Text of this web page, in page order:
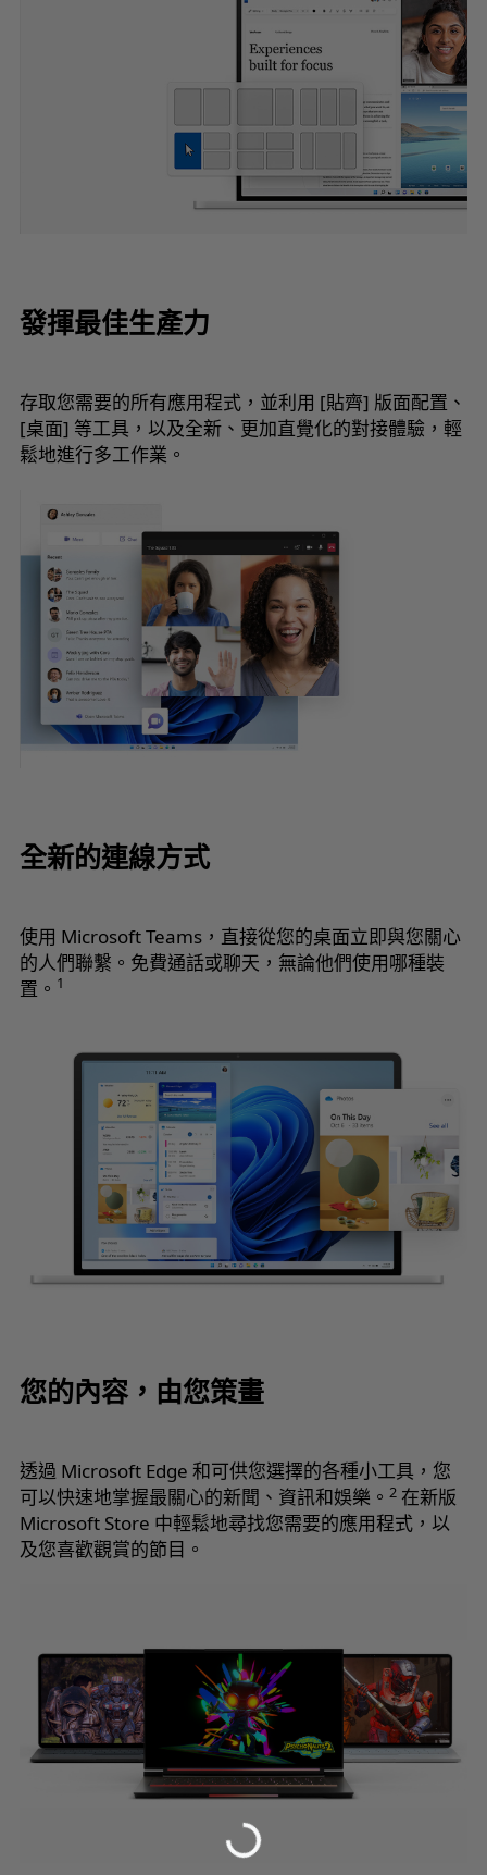
發揮最佳生產力
存取您需要的所有應用程式，並利用 [貼齊] 版面配置、
[桌面] 等工具，以及全新、更加直覺化的對接體驗，輕
鬆地進行多工作業。
全新的連線方式
使用 Microsoft Teams，直接從您的桌面立即與您關心
的人們聯繫。免費通話或聊天，無論他們使用哪種裝
置。 1
您的內容，由您策畫
透過 Microsoft Edge 和可供您選擇的各種小工具，您
可以快速地掌握最關心的新聞、資訊和娛樂。 2在新版
Microsoft Store 中輕鬆地尋找您需要的應用程式，以
及您喜歡觀賞的節目。
Loading...